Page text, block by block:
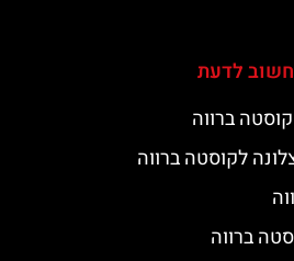
חשוב לדעת
ברווה
לקוסטה ברווה
ברווה